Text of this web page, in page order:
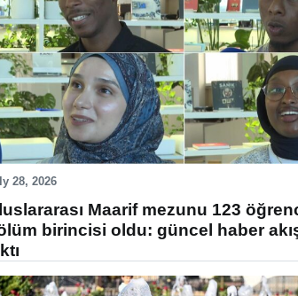
28, 2026
Maarif mezunu 123
birincisi oldu: güncel haber